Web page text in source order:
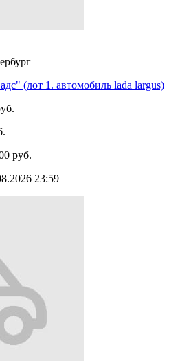
(лот 1. автомобиль lada largus)
руб.
23:59